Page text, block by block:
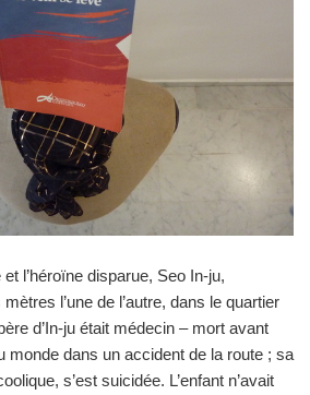
l’héroïne disparue, Seo In-ju,
l’une de l’autre, dans le quartier
d’In-ju était médecin – mort avant
monde dans un accident de la route ; sa
s’est suicidée. L’enfant n’avait